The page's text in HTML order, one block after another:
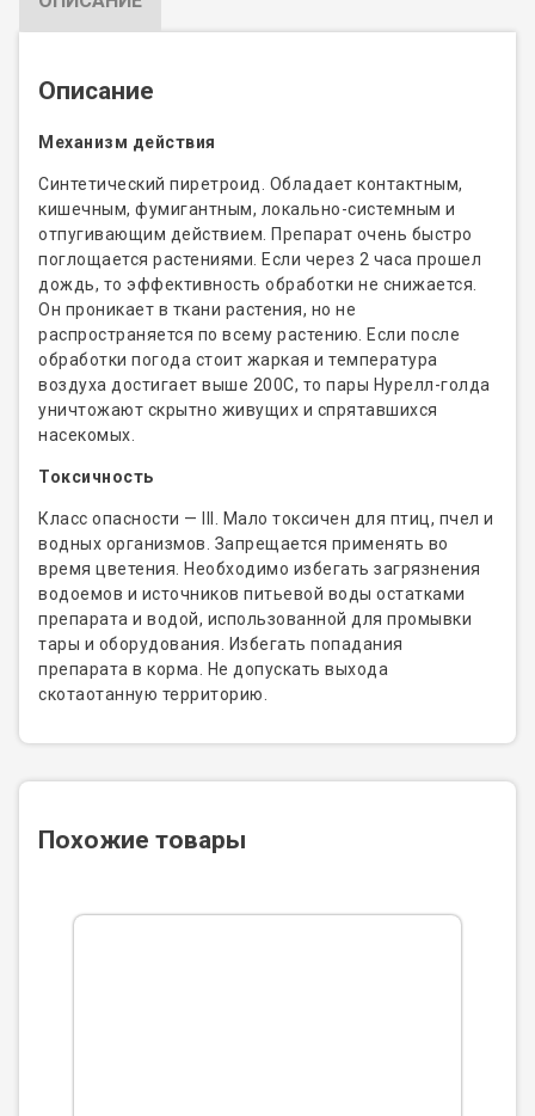
Описание
Механизм действия
Синтетический пиретроид. Обладает контактным,
кишечным, фумигантным, локально-системным и
отпугивающим действием. Препарат очень быстро
поглощается растениями. Если через 2 часа прошел
дождь, то эффективность обработки не снижается.
Он проникает в ткани растения, но не
распространяется по всему растению. Если после
обработки погода стоит жаркая и температура
воздуха достигает выше 200С, то пары Нурелл-голда
уничтожают скрытно живущих и спрятавшихся
насекомых.
Токсичность
Класс опасности — III. Мало токсичен для птиц, пчел и
водных организмов. Запрещается применять во
время цветения. Необходимо избегать загрязнения
водоемов и источников питьевой воды остатками
препарата и водой, использованной для промывки
тары и оборудования. Избегать попадания
препарата в корма. Не допускать выхода
скотаотанную территорию.
Похожие товары